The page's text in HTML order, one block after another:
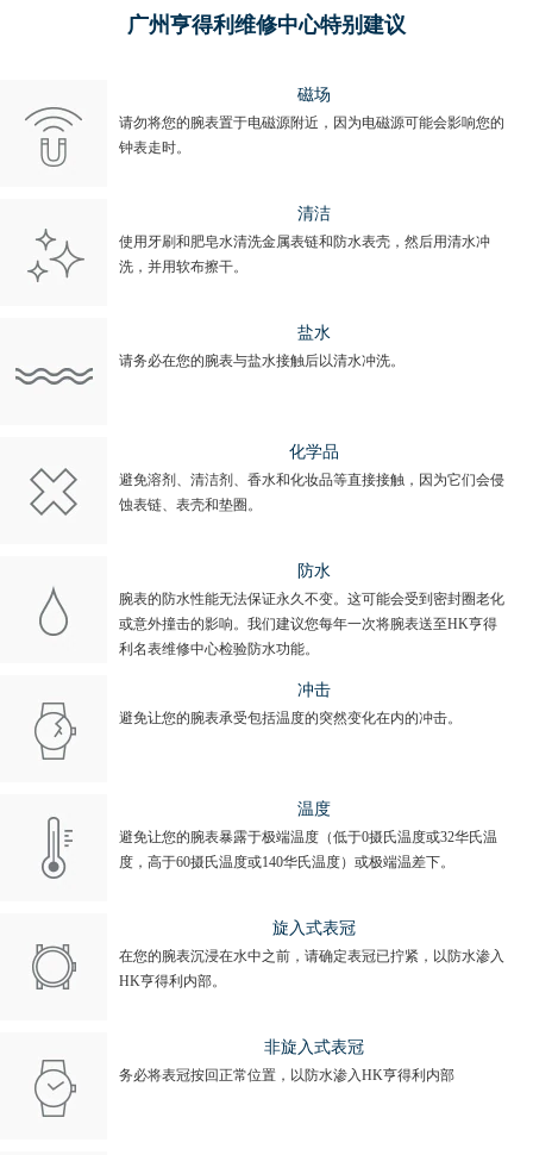
广州亨得利维修中心特别建议
磁场
请勿将您的腕表置于电磁源附近，因为电磁源可能会影响您的
钟表走时。
清洁
使用牙刷和肥皂水清洗金属表链和防水表壳，然后用清水冲
洗，并用软布擦干。
盐水
请务必在您的腕表与盐水接触后以清水冲洗。
化学品
避免溶剂、清洁剂、香水和化妆品等直接接触，因为它们会侵
蚀表链、表壳和垫圈。
防水
腕表的防水性能无法保证永久不变。这可能会受到密封圈老化
或意外撞击的影响。我们建议您每年一次将腕表送至HK亨得
利名表维修中心检验防水功能。
冲击
避免让您的腕表承受包括温度的突然变化在内的冲击。
温度
避免让您的腕表暴露于极端温度（低于0摄氏温度或32华氏温
度，高于60摄氏温度或140华氏温度）或极端温差下。
旋入式表冠
在您的腕表沉浸在水中之前，请确定表冠已拧紧，以防水渗入
HK亨得利内部。
非旋入式表冠
务必将表冠按回正常位置，以防水渗入HK亨得利内部